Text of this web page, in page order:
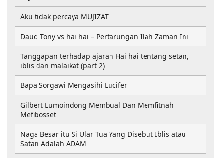
Aku tidak percaya MUJIZAT
Daud Tony vs hai hai – Pertarungan Ilah Zaman Ini
Tanggapan terhadap ajaran Hai hai tentang setan,
iblis dan malaikat (part 2)
Bapa Sorgawi Mengasihi Lucifer
Gilbert Lumoindong Membual Dan Memfitnah
Mefibosset
Naga Besar itu Si Ular Tua Yang Disebut Iblis atau
Satan Adalah ADAM